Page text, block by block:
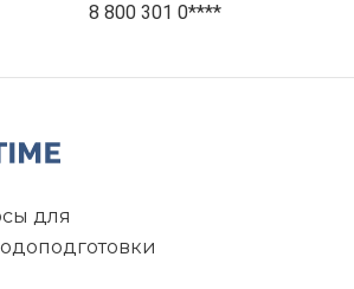
8 800 301 0****
для